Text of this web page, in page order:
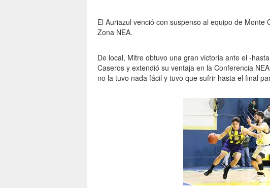
El Auriazul venció con suspenso al equipo de
Zona NEA.
De local, Mitre obtuvo una gran victoria ante el -
Caseros y extendió su ventaja en la Conferencia
no la tuvo nada fácil y tuvo que sufrir hasta el final